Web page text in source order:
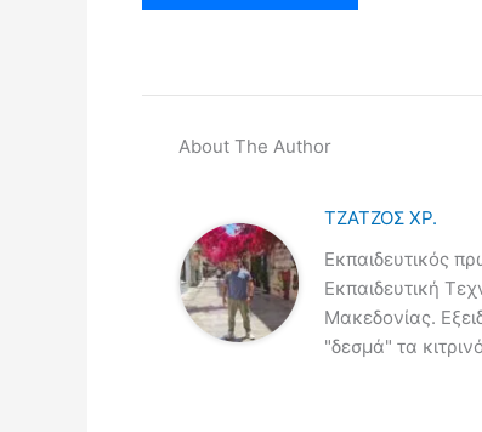
About The Author
ΤΖΑΤΖΟΣ ΧΡ.
Εκπαιδευτικός
Εκπαιδευτική
Μακεδονίας.
"δεσμά" τα